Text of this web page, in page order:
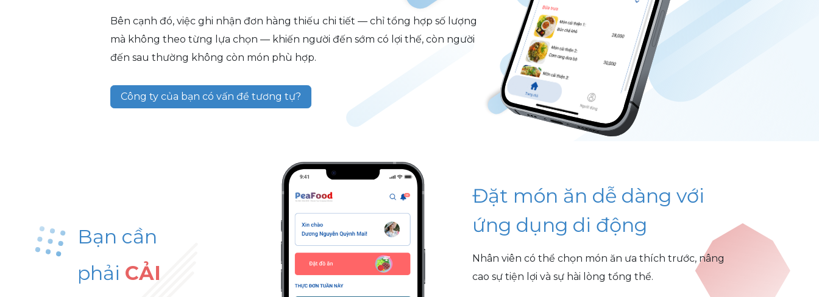
Bên cạnh đó, việc ghi nhận đơn hàng thiếu chi tiết — chỉ tổng hợp số lượng
mà không theo từng lựa chọn — khiến người đến sớm có lợi thế, còn người
đến sau thường không còn món phù hợp.
Công ty của bạn có vấn đề tương tự?
Đặt món ăn dễ dàng với
ứng dụng di động
Nhân viên có thể chọn món ăn ưa thích trước, nâng
cao sự tiện lợi và sự hài lòng tổng thể.
Bạn cần
phải CẢI